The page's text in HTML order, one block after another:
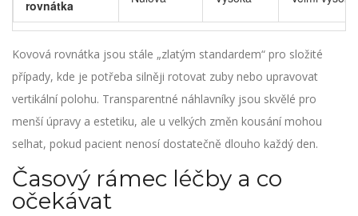
rovnátka
Kovová rovnátka jsou stále „zlatým standardem“ pro složité
případy, kde je potřeba silněji rotovat zuby nebo upravovat
vertikální polohu. Transparentné náhlavníky jsou skvělé pro
menší úpravy a estetiku, ale u velkých změn kousání mohou
selhat, pokud pacient nenosí dostatečně dlouho každý den.
Časový rámec léčby a co
očekávat